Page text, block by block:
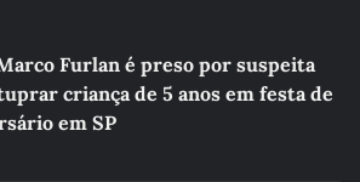
Furlan é preso por suspeita
criança de 5 anos em festa de
em SP